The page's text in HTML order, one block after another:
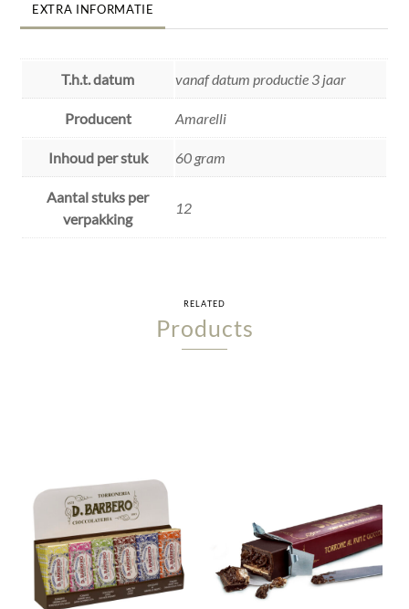
EXTRA INFORMATIE
T.h.t. datum vanaf datum productie 3 jaar
Producent Amarelli
Inhoud per stuk 60 gram
Aantal stuks per
verpakking
12
RELATED
Products